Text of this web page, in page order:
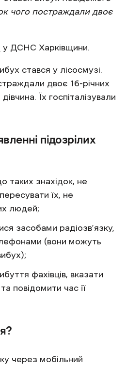
чого постраждали двоє
у ДСНС Харківщини.
стався у лісосмузі.
двоє 16-річних
Їх госпіталізували
підозрілих
таких знахідок, не
їх, не
людей;
засобами радіозв’язку,
(вони можуть
фахівців, вказати
повідомити час її
через мобільний